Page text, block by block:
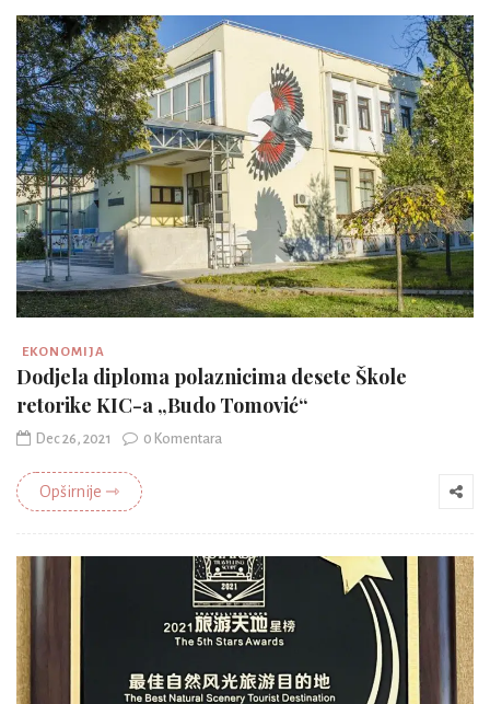
EKONOMIJA
Dodjela diploma polaznicima desete Škole
retorike KIC-a „Budo Tomović“
Dec 26, 2021 0 Komentara
Opširnije ⇾